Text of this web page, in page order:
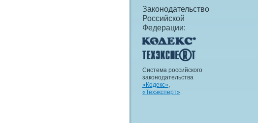
Законодательство
Российской
Федерации:
Система российского
законодательства
«Кодекс»,
«Техэксперт».